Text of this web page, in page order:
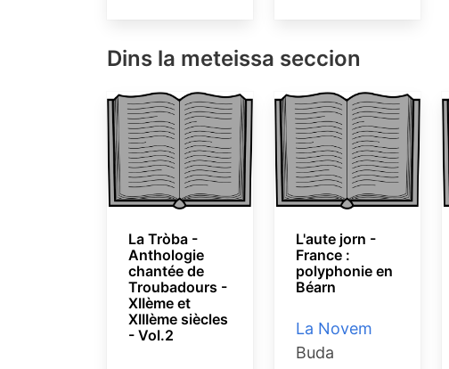
Dins la meteissa seccion
La Tròba -
Anthologie
chantée de
Troubadours -
XIIème et
XIIIème siècles
- Vol.2
L'aute jorn -
France :
polyphonie en
Béarn
La Novem
Buda